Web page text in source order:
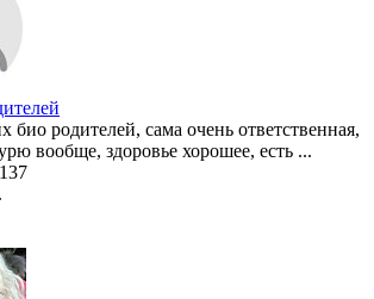
родителей, сама очень ответственная,
вообще, здоровье хорошее, есть ...